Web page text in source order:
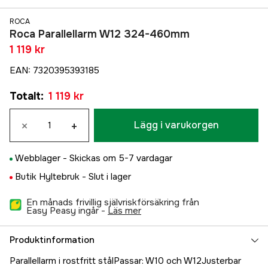
ROCA
Roca Parallellarm W12 324-460mm
1 119 kr
EAN: 7320395393185
Totalt: 1 119 kr
× + Lägg i varukorgen
Webblager - Skickas om 5-7 vardagar
Butik Hyltebruk - Slut i lager
En månads frivillig självriskförsäkring från
Easy Peasy ingår - läs mer
Produktinformation
Parallellarm i rostfritt stålPassar: W10 och W12Justerbar